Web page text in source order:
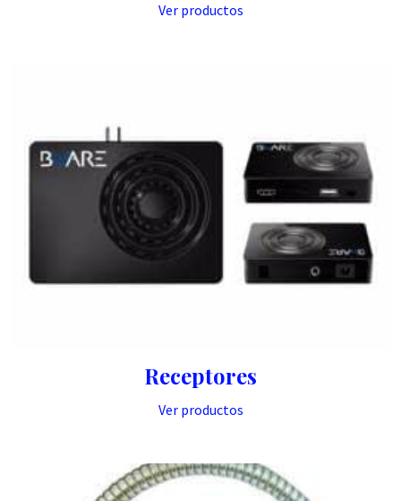
Ver productos
Receptores
Ver productos